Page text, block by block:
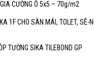
GIA CƯỜNG Ô 5x5 – 70g/m2
1F CHO SÀN MÁI, TOLET, SÊ-
TƯỜNG SIKA TILEBOND GP